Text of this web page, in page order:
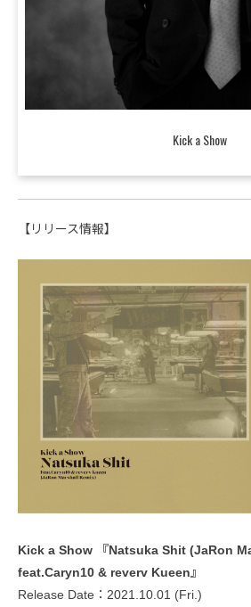
Kick a Show
【リリース情報】
Kick a Show 『Natsuka Shit (JaRon
feat.Caryn10 & reverv Kueen』
Release Date：2021.10.01 (Fri.)